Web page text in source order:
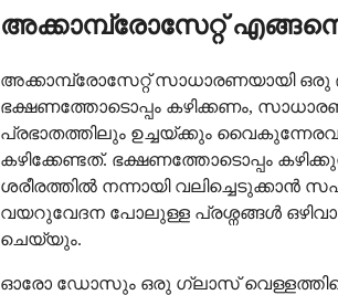
അക്കാമ്പ്രോസേറ്റ്
അക്കാമ്പ്രോസേറ്റ് സാധാരണയായി ഒരു
ഭക്ഷണത്തോടൊപ്പം കഴിക്കണം,
പ്രഭാതത്തിലും ഉച്ചയ്ക്കും
കഴിക്കേണ്ടത്. ഭക്ഷണത്തോടൊപ്പം
ശരീരത്തിൽ നന്നായി വലിച്ചെടുക്കാൻ
വയറുവേദന പോലുള്ള പ്രശ്നങ്ങൾ
ചെയ്യും.
ഓരോ ഡോസും ഒരു ഗ്ലാസ്